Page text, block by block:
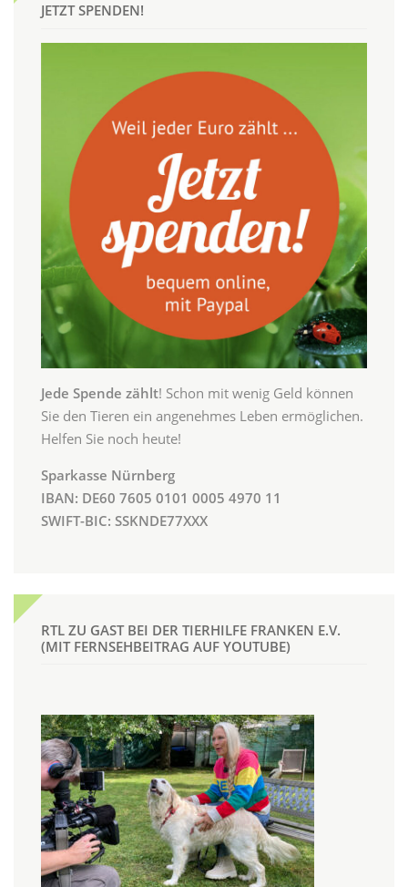
JETZT SPENDEN!
Jede Spende zählt! Schon mit wenig Geld können
Sie den Tieren ein angenehmes Leben ermöglichen.
Helfen Sie noch heute!
Sparkasse Nürnberg
IBAN: DE60 7605 0101 0005 4970 11
SWIFT-BIC: SSKNDE77XXX
RTL ZU GAST BEI DER TIERHILFE FRANKEN E.V.
(MIT FERNSEHBEITRAG AUF YOUTUBE)